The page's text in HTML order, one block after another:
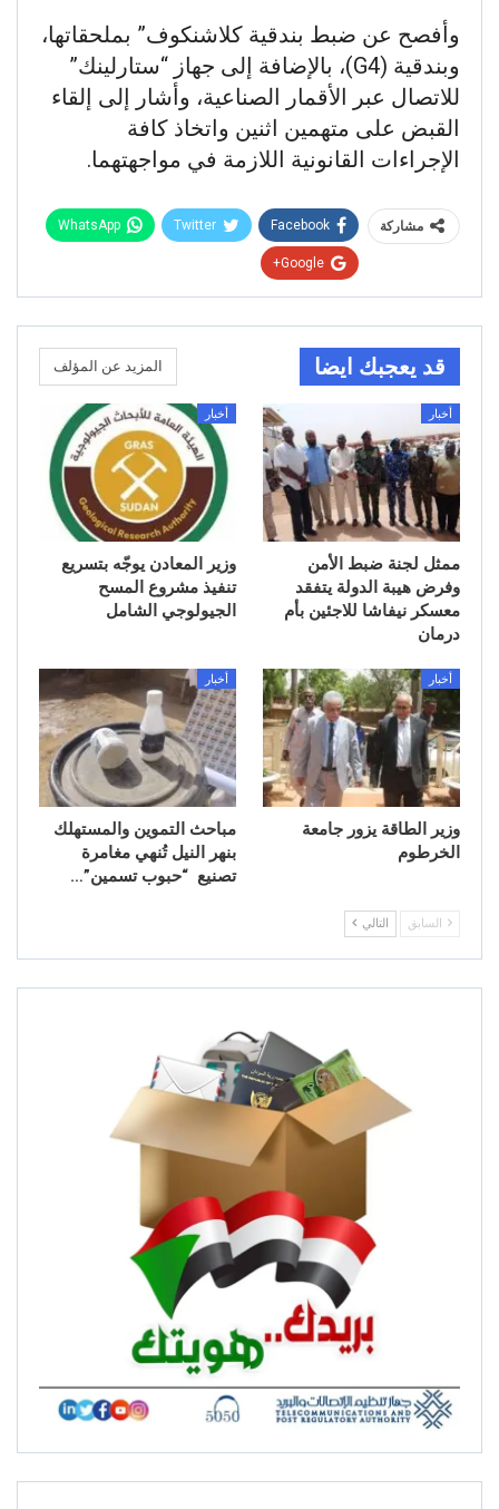
​وأفصح عن ضبط بندقية كلاشنكوف” بملحقاتها،
وبندقية (G4)، بالإضافة إلى جهاز “ستارلينك”
للاتصال عبر الأقمار الصناعية، ​وأشار إلى إلقاء
القبض على متهمين اثنين واتخاذ كافة
الإجراءات القانونية اللازمة في مواجهتهما.
مشاركة Facebook
Twitter
WhatsApp
Google+
قد يعجبك ايضا المزيد عن المؤلف
أخبار
ممثل لجنة ضبط الأمن
وفرض هيبة الدولة يتفقد
معسكر نيفاشا للاجئين بأم
درمان
أخبار
وزير المعادن يوجّه بتسريع
تنفيذ مشروع المسح
الجيولوجي الشامل
أخبار
وزير الطاقة يزور جامعة
الخرطوم
أخبار
مباحث التموين والمستهلك
بنهر النيل تُنهي مغامرة
تصنيع “حبوب تسمين”…
السابق التالي